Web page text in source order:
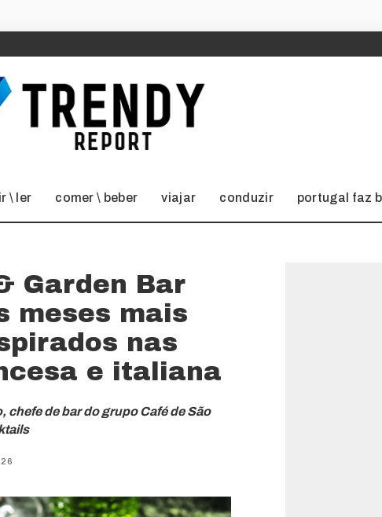
\ ler comer \ beber viajar conduzir portugal faz
Garden Bar
meses mais
nas
e italiana
chefe de bar do grupo Café de São